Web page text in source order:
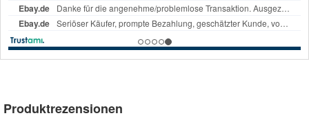
Produktrezensionen